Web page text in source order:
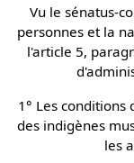
Vu le sénatus-
personnes et la
l'article 5,
1° Les conditions
des indigènes
les